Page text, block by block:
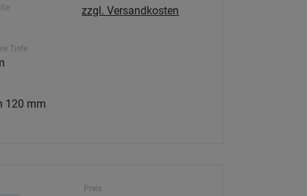
Tiefe
120 mm
zzgl. Versandkosten
Preis